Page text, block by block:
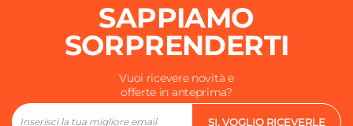
SAPPIAMO
SORPRENDERTI
Vuoi ricevere novità e
offerte in anteprima?
SI, VOGLIO RICEVERLE